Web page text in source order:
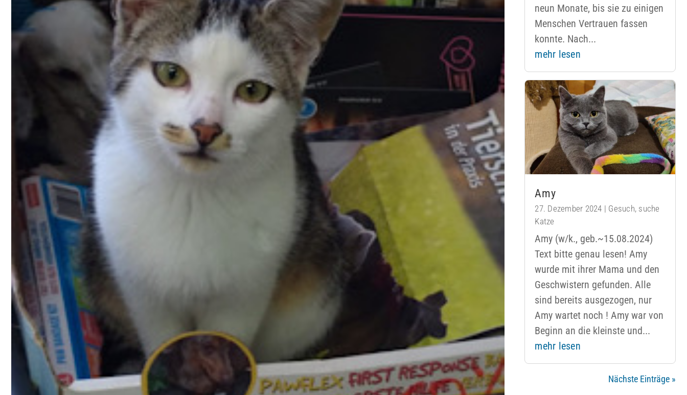
neun Monate, bis sie zu einigen
Menschen Vertrauen fassen
konnte. Nach...
mehr lesen
Amy
27. Dezember 2024 | Gesuch, suche
Katze
Amy (w/k., geb.~15.08.2024)
Text bitte genau lesen! Amy
wurde mit ihrer Mama und den
Geschwistern gefunden. Alle
sind bereits ausgezogen, nur
Amy wartet noch ! Amy war von
Beginn an die kleinste und...
mehr lesen
Nächste Einträge »